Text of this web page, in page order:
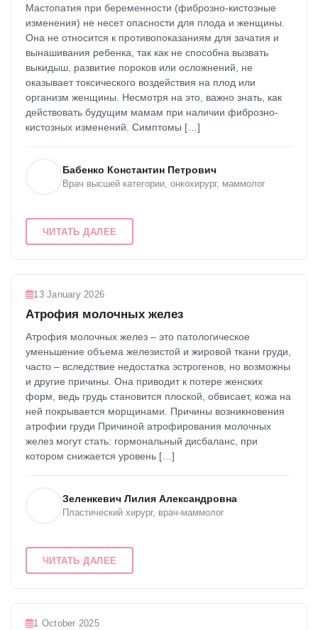
Мастопатия при беременности (фиброзно-кистозные
изменения) не несет опасности для плода и женщины.
Она не относится к противопоказаниям для зачатия и
вынашивания ребенка, так как не способна вызвать
выкидыш, развитие пороков или осложнений, не
оказывает токсического воздействия на плод или
организм женщины. Несмотря на это, важно знать, как
действовать будущим мамам при наличии фиброзно-
кистозных изменений. Симптомы […]
Бабенко Константин Петрович
Врач высшей категории, онкохирург, маммолог
ЧИТАТЬ ДАЛЕЕ
13 January 2026
Атрофия молочных желез
Атрофия молочных желез – это патологическое
уменьшение объема железистой и жировой ткани груди,
часто – вследствие недостатка эстрогенов, но возможны
и другие причины. Она приводит к потере женских
форм, ведь грудь становится плоской, обвисает, кожа на
ней покрывается морщинами. Причины возникновения
атрофии груди Причиной атрофирования молочных
желез могут стать: гормональный дисбаланс, при
котором снижается уровень […]
Зеленкевич Лилия Александровна
Пластический хирург, врач-маммолог
ЧИТАТЬ ДАЛЕЕ
1 October 2025